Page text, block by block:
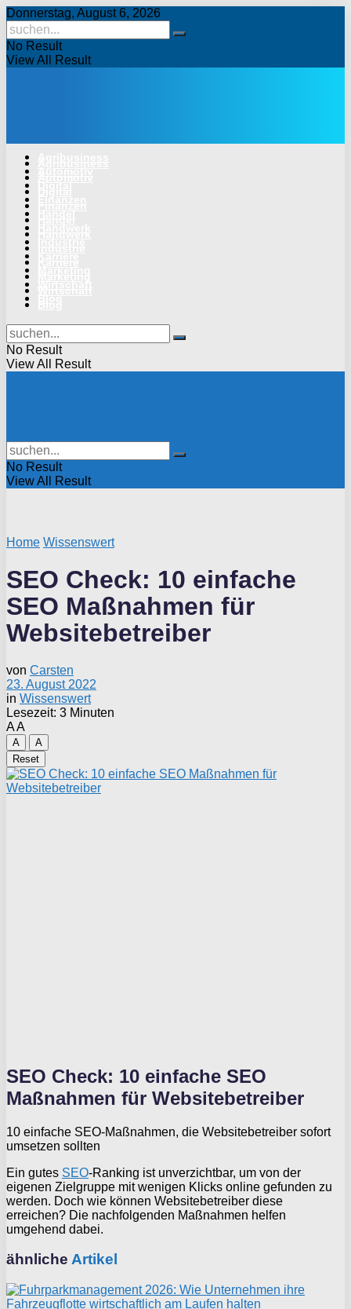
Donnerstag, August 6, 2026
No Result
View All Result
No Result
View All Result
No Result
View All Result
Home Wissenswert
SEO Check: 10 einfache
SEO Maßnahmen für
Websitebetreiber
von Carsten
23. August 2022
in Wissenswert
Lesezeit: 3 Minuten
AA
A
A
Reset
SEO Check: 10 einfache SEO
Maßnahmen für Websitebetreiber
10 einfache SEO-Maßnahmen, die Websitebetreiber sofort
umsetzen sollten
Ein gutes SEO-Ranking ist unverzichtbar, um von der
eigenen Zielgruppe mit wenigen Klicks online gefunden zu
werden. Doch wie können Websitebetreiber diese
erreichen? Die nachfolgenden Maßnahmen helfen
umgehend dabei.
ähnliche Artikel